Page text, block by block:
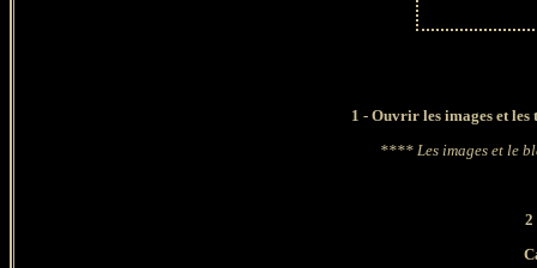
1 - Ouvrir les images et
**** Les images et le
2